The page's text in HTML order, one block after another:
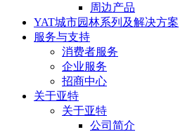
周边产品
YAT城市园林系列及解决方案
服务与支持
消费者服务
企业服务
招商中心
关于亚特
关于亚特
公司简介